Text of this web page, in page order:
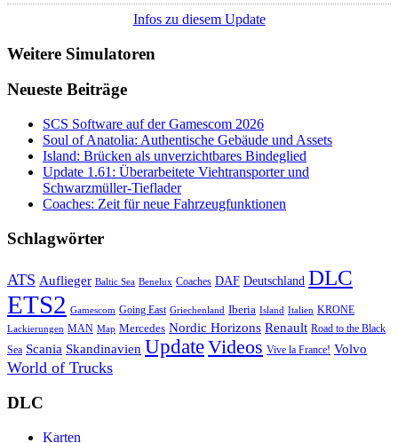
Infos zu diesem Update
Weitere Simulatoren
Neueste Beiträge
SCS Software auf der Gamescom 2026
Soul of Anatolia: Authentische Gebäude und Assets
Island: Brücken als unverzichtbares Bindeglied
Update 1.61: Überarbeitete Viehtransporter und
Schwarzmüller-Tieflader
Coaches: Zeit für neue Fahrzeugfunktionen
Schlagwörter
ATS Auflieger Baltic Sea Benelux Coaches DAF Deutschland DLC
ETS2 Gamescom Going East Griechenland Iberia Island Italien KRONE
Lackierungen MAN Map Mercedes Nordic Horizons Renault Road to the Black
Sea Scania Skandinavien UpdateVideos Vive la France! Volvo
World of Trucks
DLC
Karten